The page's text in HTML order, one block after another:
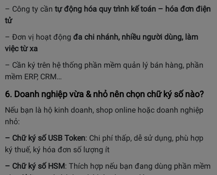
– Công ty cần tự động hóa quy trình kế toán – hóa đơn điện
tử
– Đơn vị hoạt động đa chi nhánh, nhiều người dùng, làm
việc từ xa
– Cần ký trên hệ thống phần mềm quản lý bán hàng, phần
mềm ERP, CRM…
6. Doanh nghiệp vừa & nhỏ nên chọn chữ ký số nào?
Nếu bạn là hộ kinh doanh, shop online hoặc doanh nghiệp
nhỏ:
– Chữ ký số USB Token: Chi phí thấp, dễ sử dụng, phù hợp
ký thuế, ký hóa đơn số lượng ít
– Chữ ký số HSM : Thích hợp nếu bạn đang dùng phần mềm